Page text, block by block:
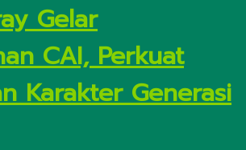
Gelar
CAI, Perkuat
Karakter Generasi